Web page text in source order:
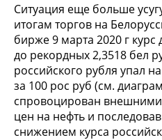
Ситуация еще больше
итогам торгов на
бирже 9 марта 2020 г
до рекордных 2,3518 бел
российского рубля упал
за 100 рос руб (см.
спровоцирован
цен на нефть и
снижением курса